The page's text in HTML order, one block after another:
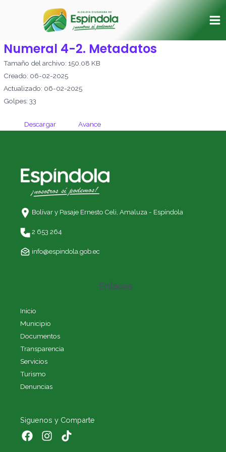
Numeral 4-2. Metadatos
Tamaño del archivo: 150.08 KB
Creado: 06-02-2025
Actualizado: 06-02-2025
Golpes: 33
Descargar Avance
Bolívar y Pasaje Ernesto Celi, Amaluza - Espíndola
2 653 264
info@espindola.gob.ec
Enlaces
Inicio
Municipio
Documentos
Transparencia
Servicios
Turismo
Denuncias
Siguenos y Comparte